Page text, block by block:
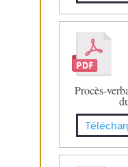
Procès-